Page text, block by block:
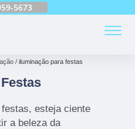
5673
iluminação para festas
esteja ciente
a beleza da